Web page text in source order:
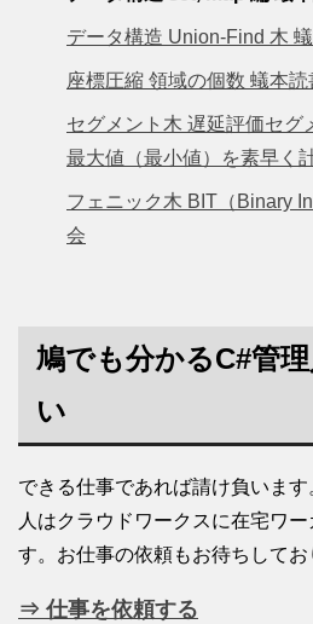
データ構造 Union-Find 木
座標圧縮 領域の個数 蟻本読
セグメント木 遅延評価セグ
最大値（最小値）を素早く
フェニック木 BIT（Binary
会
鳩でも分かるC#管
い
できる仕事であれば請け負いま
人はクラウドワークスに在宅ワ
す。お仕事の依頼もお待ちしてお
⇒ 仕事を依頼する